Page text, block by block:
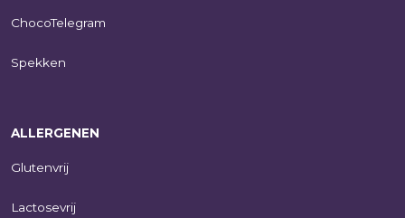
ChocoTelegram
Spekken
ALLERGENEN
Glutenvrij
Lactosevrij